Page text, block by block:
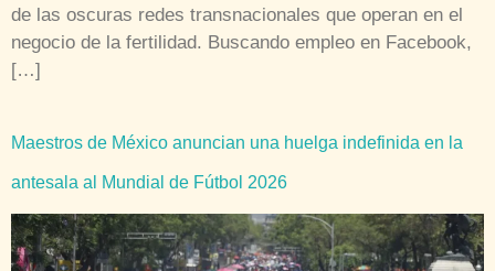
de las oscuras redes transnacionales que operan en el
negocio de la fertilidad. Buscando empleo en Facebook,
[…]
Maestros de México anuncian una huelga indefinida en la
antesala al Mundial de Fútbol 2026